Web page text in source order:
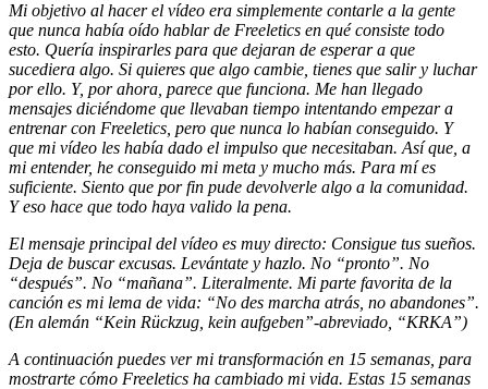
Mi objetivo al hacer el vídeo era simplemente contarle a la gente
que nunca había oído hablar de Freeletics en qué consiste todo
esto. Quería inspirarles para que dejaran de esperar a que
sucediera algo. Si quieres que algo cambie, tienes que salir y luchar
por ello. Y, por ahora, parece que funciona. Me han llegado
mensajes diciéndome que llevaban tiempo intentando empezar a
entrenar con Freeletics, pero que nunca lo habían conseguido. Y
que mi vídeo les había dado el impulso que necesitaban. Así que, a
mi entender, he conseguido mi meta y mucho más. Para mí es
suficiente. Siento que por fin pude devolverle algo a la comunidad.
Y eso hace que todo haya valido la pena.
El mensaje principal del vídeo es muy directo: Consigue tus sueños.
Deja de buscar excusas. Levántate y hazlo. No “pronto”. No
“después”. No “mañana”. Literalmente. Mi parte favorita de la
canción es mi lema de vida: “No des marcha atrás, no abandones”.
(En alemán “Kein Rückzug, kein aufgeben”-abreviado, “KRKA”)
A continuación puedes ver mi transformación en 15 semanas, para
mostrarte cómo Freeletics ha cambiado mi vida. Estas 15 semanas